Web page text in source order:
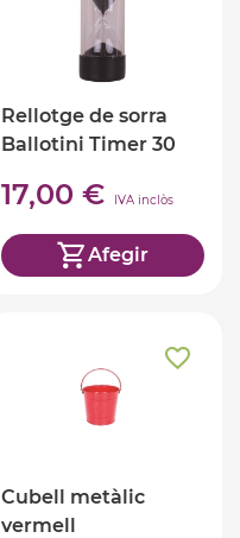
Rellotge de sorra
Ballotini Timer 30
17,00 € IVA inclòs
Afegir
Cubell metàlic
vermell